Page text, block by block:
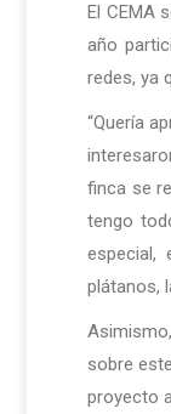
El CEMA
año
redes, ya
“Quería
finca se
tengo
especial,
plátanos,
sobre
proyecto